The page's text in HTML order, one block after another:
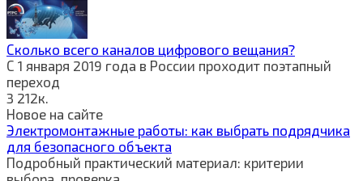
Сколько всего каналов цифрового вещания?
С 1 января 2019 года в России проходит поэтапный
переход
3 212к.
Новое на сайте
Электромонтажные работы: как выбрать подрядчика
для безопасного объекта
Подробный практический материал: критерии